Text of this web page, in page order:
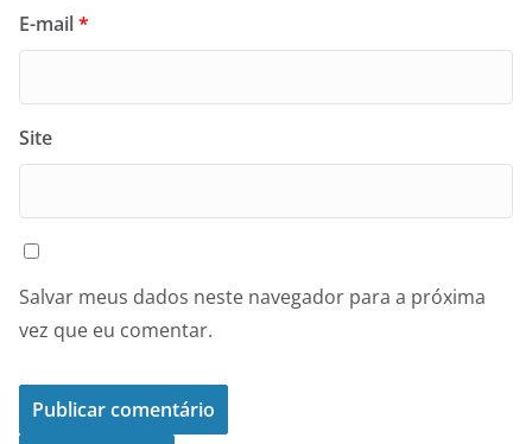
E-mail*
Site
Salvar meus dados neste navegador para a próxima
vez que eu comentar.